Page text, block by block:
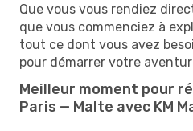
Que vous vous rendiez
que vous commenciez à
tout ce dont vous avez
pour démarrer votre
Meilleur moment pour
Paris — Malte avec KM